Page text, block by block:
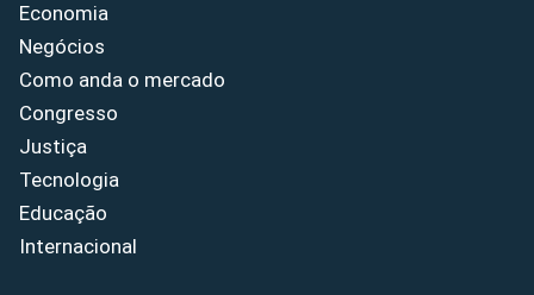
Economia
Negócios
Como anda o mercado
Congresso
Justiça
Tecnologia
Educação
Internacional